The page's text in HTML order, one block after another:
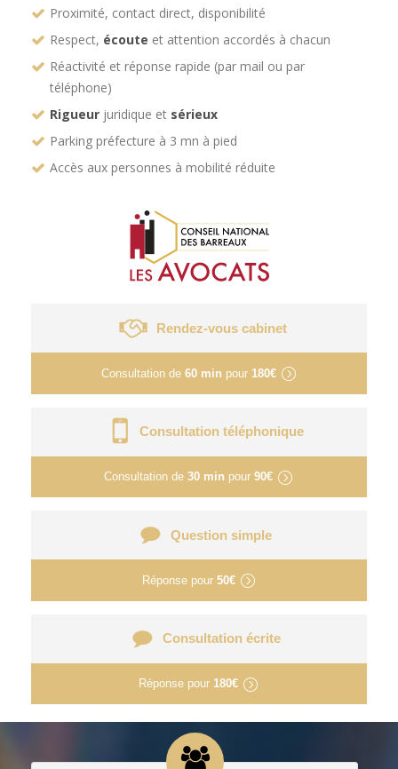
Proximité, contact direct, disponibilité
Respect, écoute et attention accordés à chacun
Réactivité et réponse rapide (par mail ou par
téléphone)
Rigueur juridique et sérieux
Parking préfecture à 3 mn à pied
Accès aux personnes à mobilité réduite
Rendez-vous cabinet
Consultation de 60 min pour 180€
Consultation téléphonique
Consultation de 30 min pour 90€
Question simple
Réponse pour 50€
Consultation écrite
Réponse pour 180€